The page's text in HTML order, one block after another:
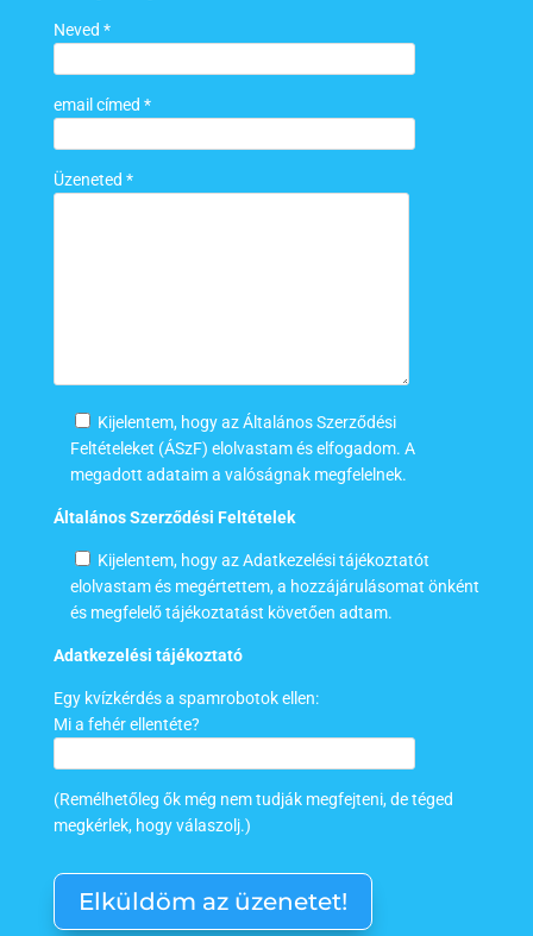
Neved *
email címed *
Üzeneted *
Kijelentem, hogy az Általános Szerződési
Feltételeket (ÁSzF) elolvastam és elfogadom. A
megadott adataim a valóságnak megfelelnek.
Általános Szerződési Feltételek
Kijelentem, hogy az Adatkezelési tájékoztatót
elolvastam és megértettem, a hozzájárulásomat önként
és megfelelő tájékoztatást követően adtam.
Adatkezelési tájékoztató
Egy kvízkérdés a spamrobotok ellen:
Mi a fehér ellentéte?
(Remélhetőleg ők még nem tudják megfejteni, de téged
megkérlek, hogy válaszolj.)